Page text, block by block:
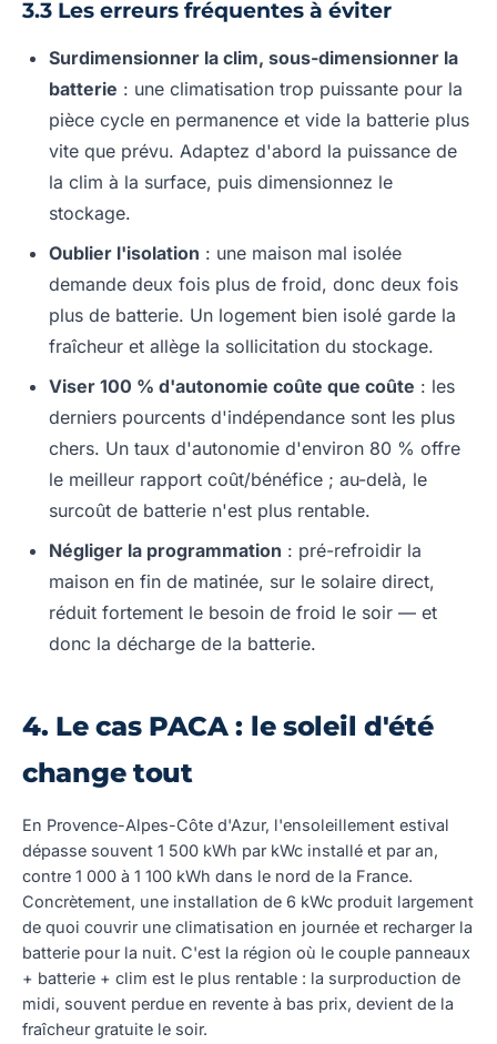
3.3 Les erreurs fréquentes à éviter
Surdimensionner la clim, sous-dimensionner la
batterie : une climatisation trop puissante pour la
pièce cycle en permanence et vide la batterie plus
vite que prévu. Adaptez d'abord la puissance de
la clim à la surface, puis dimensionnez le
stockage.
Oublier l'isolation : une maison mal isolée
demande deux fois plus de froid, donc deux fois
plus de batterie. Un logement bien isolé garde la
fraîcheur et allège la sollicitation du stockage.
Viser 100 % d'autonomie coûte que coûte : les
derniers pourcents d'indépendance sont les plus
chers. Un taux d'autonomie d'environ 80 % offre
le meilleur rapport coût/bénéfice ; au-delà, le
surcoût de batterie n'est plus rentable.
Négliger la programmation : pré-refroidir la
maison en fin de matinée, sur le solaire direct,
réduit fortement le besoin de froid le soir — et
donc la décharge de la batterie.
4. Le cas PACA : le soleil d'été
change tout
En Provence-Alpes-Côte d'Azur, l'ensoleillement estival
dépasse souvent 1 500 kWh par kWc installé et par an,
contre 1 000 à 1 100 kWh dans le nord de la France.
Concrètement, une installation de 6 kWc produit largement
de quoi couvrir une climatisation en journée et recharger la
batterie pour la nuit. C'est la région où le couple panneaux
+ batterie + clim est le plus rentable : la surproduction de
midi, souvent perdue en revente à bas prix, devient de la
fraîcheur gratuite le soir.